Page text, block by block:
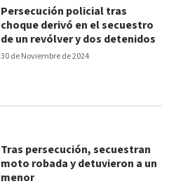
30 de Noviembre de 2024
Persecución policial tras
choque derivó en el secuestro
de un revólver y dos detenidos
Tras persecución, secuestran
moto robada y detuvieron a un
menor